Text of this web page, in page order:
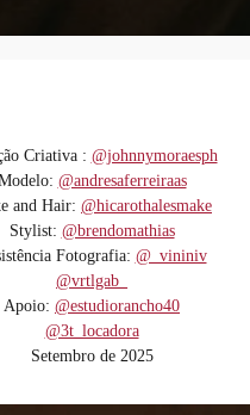
Criativa : @johnnymoraesph
@andresaferreiraas
and Hair: @hicarothalesmake
Stylist: @brendomathias
Fotografia: @_vininiv
@vrtlgab_
Apoio: @estudiorancho40
@3t_locadora
Setembro de 2025